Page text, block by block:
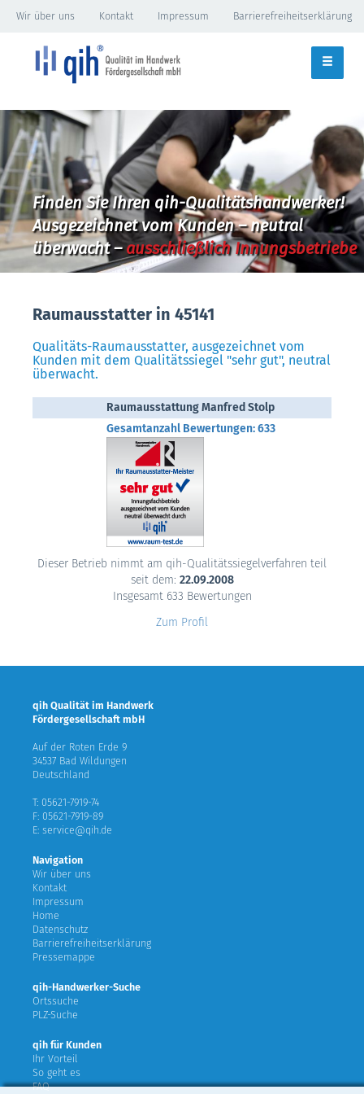
Wir über uns Kontakt Impressum Barrierefreiheitserklärung
Finden Sie Ihren qih-Qualitätshandwerker!
Ausgezeichnet vom Kunden – neutral
überwacht –ausschließlich Innungsbetriebe
Raumausstatter in 45141
Qualitäts-Raumausstatter, ausgezeichnet vom
Kunden mit dem Qualitätssiegel "sehr gut", neutral
überwacht.
Raumausstattung Manfred Stolp
Gesamtanzahl Bewertungen: 633
Dieser Betrieb nimmt am qih-Qualitätssiegelverfahren teil
seit dem: 22.09.2008
Insgesamt 633 Bewertungen
Zum Profil
qih Qualität im Handwerk
Fördergesellschaft mbH
Auf der Roten Erde 9
34537 Bad Wildungen
Deutschland
T: 05621-7919-74
F: 05621-7919-89
E: service@qih.de
Navigation
Wir über uns
Kontakt
Impressum
Home
Datenschutz
Barrierefreiheitserklärung
Pressemappe
qih-Handwerker-Suche
Ortssuche
PLZ-Suche
qih für Kunden
Ihr Vorteil
So geht es
FAQ